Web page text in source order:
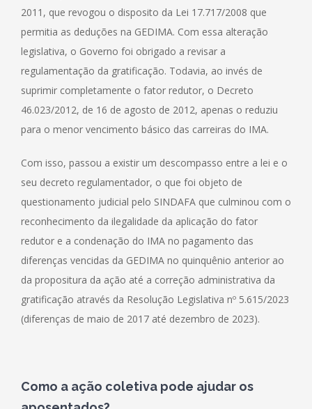
2011, que revogou o disposito da Lei 17.717/2008 que
permitia as deduções na GEDIMA. Com essa alteração
legislativa, o Governo foi obrigado a revisar a
regulamentação da gratificação. Todavia, ao invés de
suprimir completamente o fator redutor, o Decreto
46.023/2012, de 16 de agosto de 2012, apenas o reduziu
para o menor vencimento básico das carreiras do IMA.
Com isso, passou a existir um descompasso entre a lei e o
seu decreto regulamentador, o que foi objeto de
questionamento judicial pelo SINDAFA que culminou com o
reconhecimento da ilegalidade da aplicação do fator
redutor e a condenação do IMA no pagamento das
diferenças vencidas da GEDIMA no quinquênio anterior ao
da propositura da ação até a correção administrativa da
gratificação através da Resolução Legislativa nº 5.615/2023
(diferenças de maio de 2017 até dezembro de 2023).
Como a ação coletiva pode ajudar os